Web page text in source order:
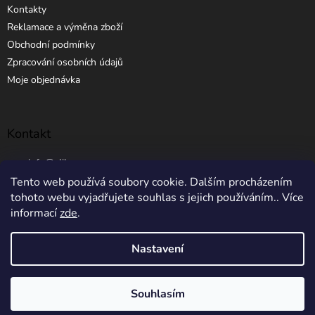
Tento web používá soubory cookie. Dalším procházením
tohoto webu vyjadřujete souhlas s jejich používáním.. Více
informacízde.
Nastavení
Souhlasím
Kontakty
Reklamace a výměna zboží
Obchodní podmínky
Zpracování osobních údajů
Moje objednávka
Kontakt
info @ elibros.cz
+420 734 184 444
eLibros.cz. Všechna práva vyhrazena.